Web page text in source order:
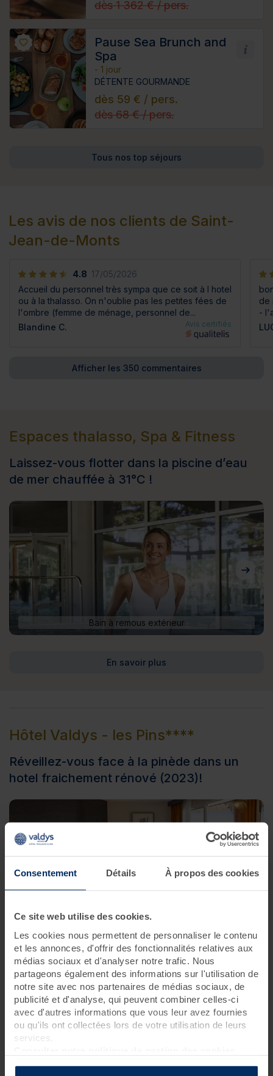
Consentement Détails À propos des cookies
Ce site web utilise des cookies.
Les cookies nous permettent de personnaliser le contenu
et les annonces, d'offrir des fonctionnalités relatives aux
médias sociaux et d'analyser notre trafic. Nous
partageons également des informations sur l'utilisation de
notre site avec nos partenaires de médias sociaux, de
publicité et d'analyse, qui peuvent combiner celles-ci
avec d'autres informations que vous leur avez fournies
ou qu'ils ont collectées lors de votre utilisation de leurs
services.
dès 1 362 € / pers.
Pause Sea Brunch and
Spa
- 1 jour
DÉTENTE GOURMANDE
dès 59 € / pers.
dès 68 € / pers.
Tous nos top séjours
Les avis de nos clients de Saint-
Jean-de-Monts
4.8 17/05/2026
Accueil du personnel très sympa que ce soit à l hotel
ou à la thalasso. On n'oublie pas les petites fées de
l'ombre (femme de ménage, personnel de...
Blandine C.
Avis certifiés
de
-
Afficher les 350 commentaires
Espaces thalasso, Spa & Fitness
Laissez-vous flotter dans la piscine d’eau
de mer chauffée à 31°C !
Bain à remous extérieur
En savoir plus
Hôtel Valdys - les Pins****
Réveillez-vous face à la pinède dans un
hotel fraichement rénové (2023)!
Chambre Confort - Hôtel Valdys - les Pins****
En savoir plus
Résidence Valdys - les Pins
Le luxe de l'indépendance et du confort